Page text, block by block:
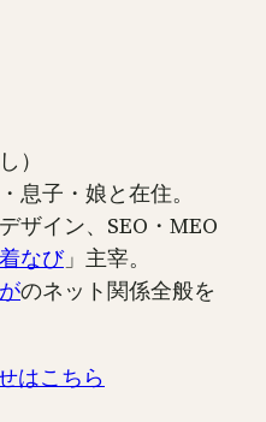
）
息子・娘と在住。
ザイン、SEO・MEO
なび」主宰。
のネット関係全般を
はこちら